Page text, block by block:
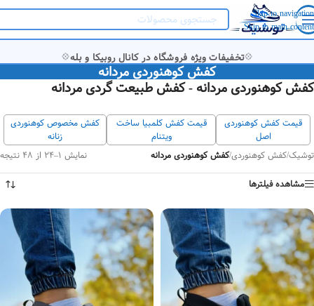
Skip to navigation
Skip to main content
💠تخفیفات ویژه فروشگاه در کانال روبیکا و بله💠
کفش کوهنوردی مردانه
کفش کوهنوردی مردانه - کفش طبیعت گردی مردانه
قیمت کفش کوهنوردی
اصل
قیمت کفش کلمبیا ساخت
ویتنام
کفش مخصوص کوهنوردی
زنانه
توشیک/کفش کوهنوردی/کفش کوهنوردی مردانه نمایش 1–24 از 48 نتیجه
مشاهده فیلترها